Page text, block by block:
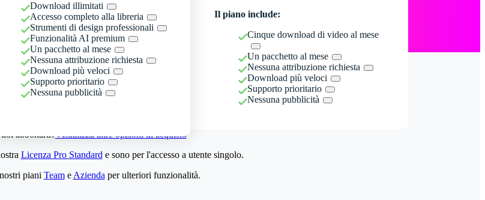
Download illimitati
Accesso completo alla libreria
Strumenti di design professionali
Funzionalità AI premium
Un pacchetto al mese
Nessuna attribuzione richiesta
Download più veloci
Supporto prioritario
Nessuna pubblicità
Il piano include:
Cinque download di video al mese
Un pacchetto al mese
Nessuna attribuzione richiesta
Download più veloci
Supporto prioritario
Nessuna pubblicità
abbonarti?Visualizza altre opzioni di acquisto
Licenza Pro Standard e sono per l'accesso a utente singolo.
piani Teame Azienda per ulteriori funzionalità.